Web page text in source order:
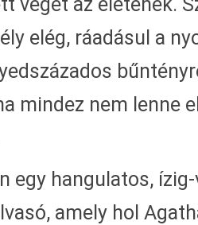
elég, ráadásul a
mindez nem lenne
egy hangulatos,
amely hol